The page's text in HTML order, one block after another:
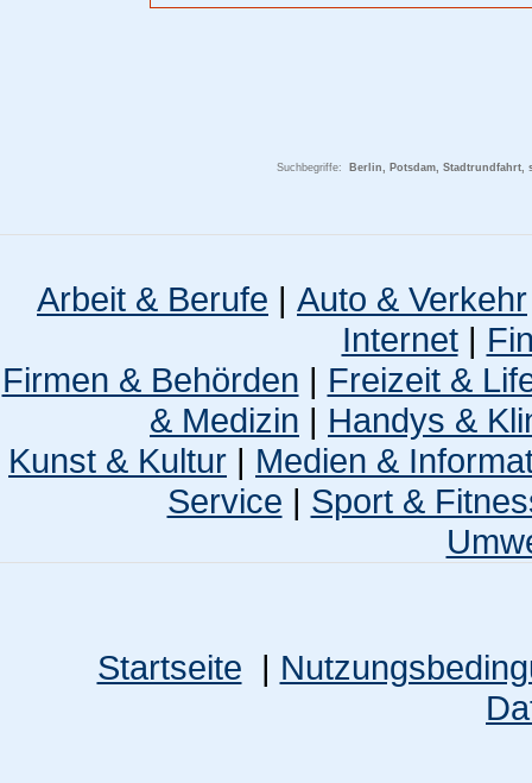
Suchbegriffe: Berlin, Potsdam, Stadtrundfahrt,
Arbeit & Berufe | Auto & Verkehr
Internet|
Firmen & Behörden | Freizeit &
& Medizin | Handys &
Kunst & Kultur | Medien &
Service | Sport &
Startseite |